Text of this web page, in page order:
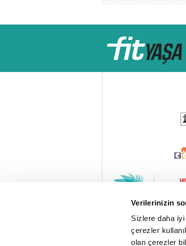
Verilerinizin
Sizlere daha
çerezler
olan çerezler